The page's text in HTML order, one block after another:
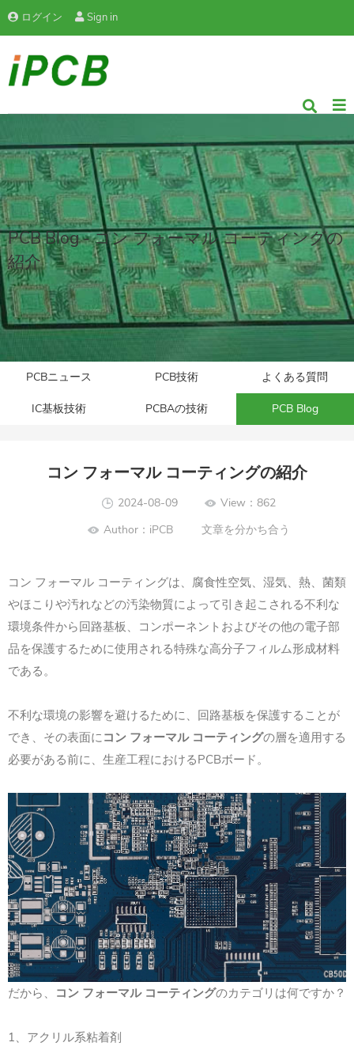
ログイン Sign in
PCB Blog - コン フォーマル コーティングの
紹介
PCBニュース PCB技術 よくある質問
IC基板技術 PCBAの技術 PCB Blog
コン フォーマル コーティングの紹介
2024-08-09
View：862
Author：iPCB 文章を分かち合う
コン フォーマル コーティングは、腐食性空気、湿気、熱、菌類
やほこりや汚れなどの汚染物質によって引き起こされる不利な
環境条件から回路基板、コンポーネントおよびその他の電子部
品を保護するために使用される特殊な高分子フィルム形成材料
である。
不利な環境の影響を避けるために、回路基板を保護することが
でき、その表面にコン フォーマル コーティングの層を適用する
必要がある前に、生産工程におけるPCBボード。
だから、 コン フォーマル コーティングのカテゴリは何ですか？
1、アクリル系粘着剤